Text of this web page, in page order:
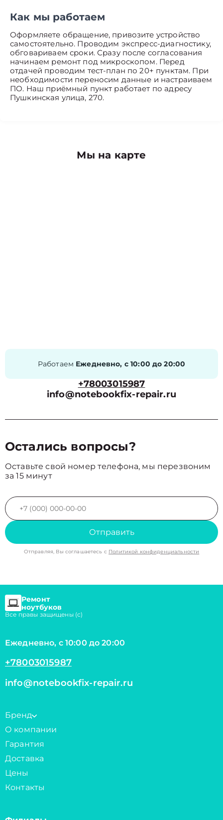
Как мы работаем
Оформляете обращение, привозите устройство
самостоятельно. Проводим экспресс-диагностику,
обговариваем сроки. Сразу после согласования
начинаем ремонт под микроскопом. Перед
отдачей проводим тест-план по 20+ пунктам. При
необходимости переносим данные и настраиваем
ПО. Наш приёмный пункт работает по адресу
Пушкинская улица, 270.
Мы на карте
Работаем Ежедневно, с 10:00 до 20:00
+78003015987
info@notebookfix-repair.ru
Остались вопросы?
Оставьте свой номер телефона, мы перезвоним
за 15 минут
Отправить
Отправляя, Вы соглашаетесь с Политикой конфиденциальности
Ремонт
ноутбуков
Все правы защищены (с)
Ежедневно, с 10:00 до 20:00
+78003015987
info@notebookfix-repair.ru
Бренд
О компании
Гарантия
Доставка
Цены
Контакты